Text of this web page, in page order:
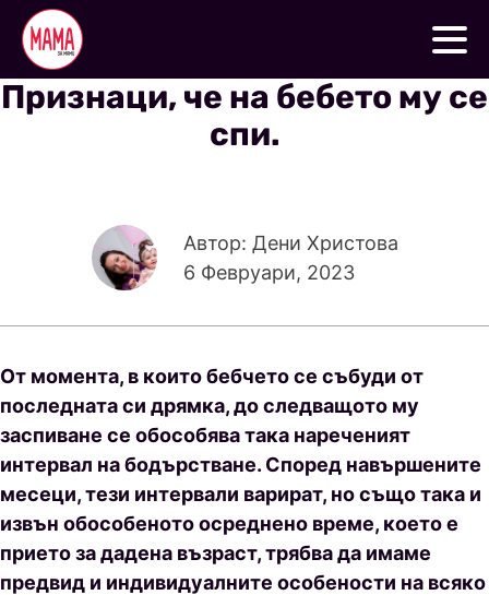
Признаци, че на бебето му се
спи.
Автор: Дени Христова
6 Февруари, 2023
От момента, в които бебчето се събуди от
последната си дрямка, до следващото му
заспиване се обособява така нареченият
интервал на бодърстване. Според навършените
месеци, тези интервали варират, но също така и
извън обособеното осреднено време, което е
прието за дадена възраст, трябва да имаме
предвид и индивидуалните особености на всяко